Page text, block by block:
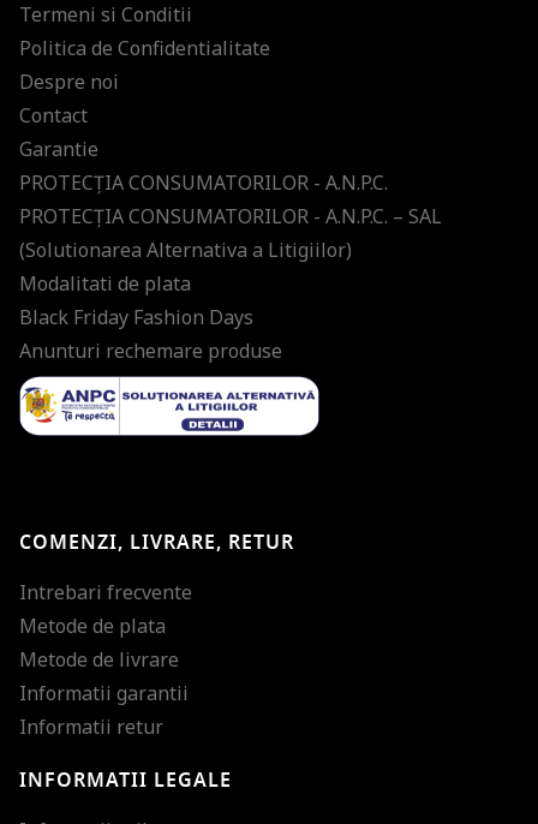
Termeni si Conditii
Politica de Confidentialitate
Despre noi
Contact
Garantie
PROTECŢIA CONSUMATORILOR - A.N.P.C.
PROTECŢIA CONSUMATORILOR - A.N.P.C. – SAL
(Solutionarea Alternativa a Litigiilor)
Modalitati de plata
Black Friday Fashion Days
Anunturi rechemare produse
COMENZI, LIVRARE, RETUR
Intrebari frecvente
Metode de plata
Metode de livrare
Informatii garantii
Informatii retur
INFORMATII LEGALE